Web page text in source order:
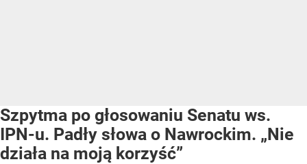
Szpytma po głosowaniu Senatu ws.
IPN-u. Padły słowa o Nawrockim. „Nie
działa na moją korzyść”